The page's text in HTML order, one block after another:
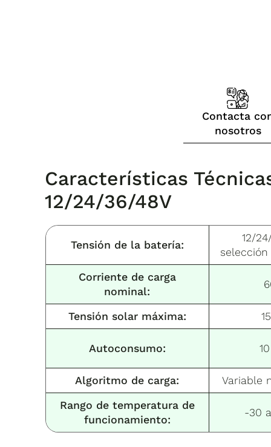
Contacta
nosotros
Características
12/24/36/48V
Tensión de la batería:
12/
Corriente de carga
nominal:
Tensión solar máxima:
Autoconsumo:
Algoritmo de carga:
Variable
Rango de temperatura de
funcionamiento:
-30